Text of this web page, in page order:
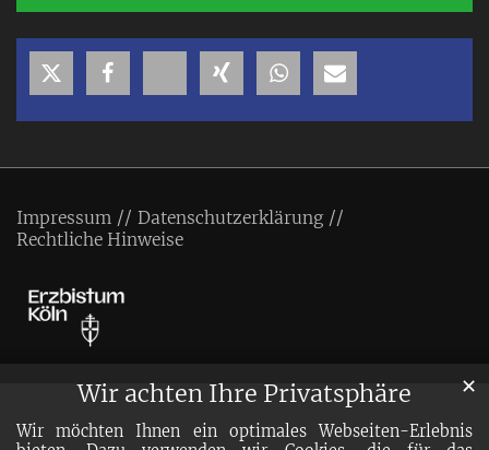
Wir achten Ihre Privatsphäre
Wir möchten Ihnen ein optimales Webseiten-Erlebnis
✕
Impressum
Datenschutzerklärung
Rechtliche Hinweise